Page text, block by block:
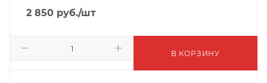
2 850 руб./шт
В КОРЗИНУ